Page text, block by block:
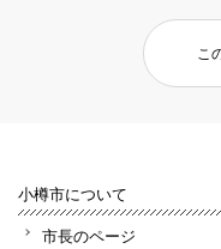
こ
小樽市について
市長のページ